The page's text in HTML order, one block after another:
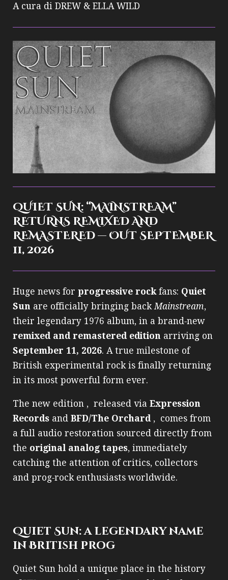
A cura di DREW & ELLA WILD
QUIET SUN: “MAINSTREAM”
RETURNS REMIXED AND
REMASTERED — OUT SEPTEMBER
11, 2026
Huge news for progressive rock fans: Quiet
Sun are officially bringing back Mainstream,
their legendary 1976 album, in a brand‑new
remixed and remastered edition arriving on
September 11, 2026. A true milestone of
British experimental rock is finally returning
in its most powerful form ever.
The new edition , released via Expression
Records and BFD/The Orchard, comes from
a full audio restoration sourced directly from
the original analog tapes, immediately
catching the attention of critics, collectors
and prog‑rock enthusiasts worldwide.
Quiet Sun: a legendary name
in British prog
Quiet Sun hold a unique place in the history